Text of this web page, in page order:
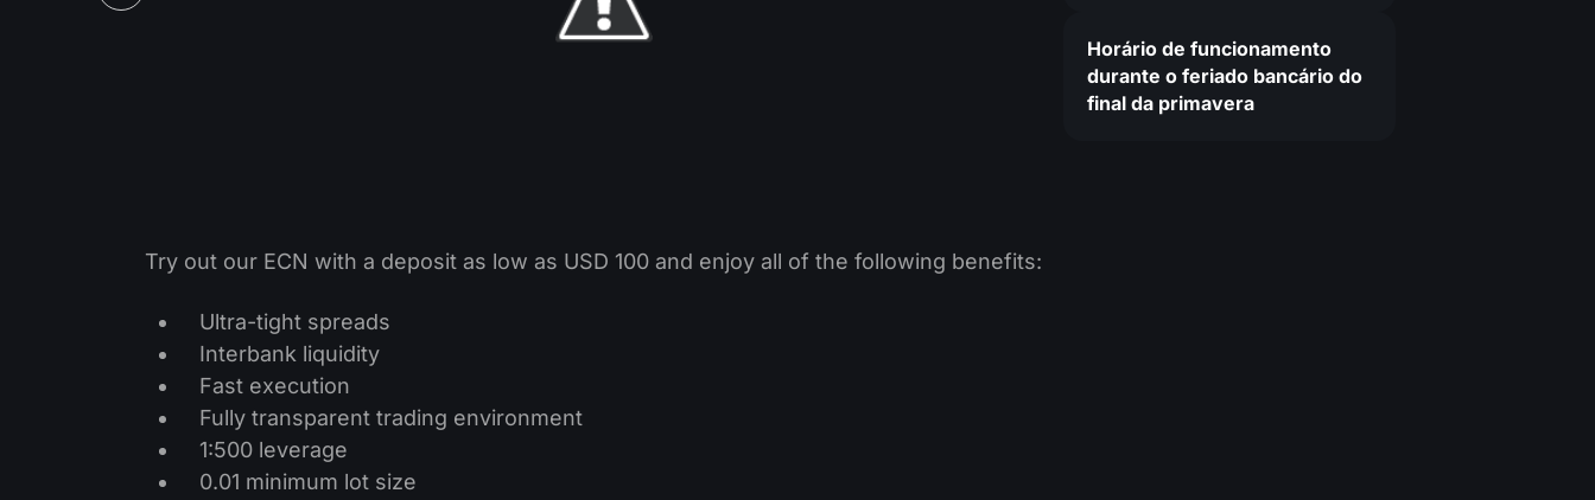
Try out our ECN with a deposit as low as USD 100 and enjoy all of the following benefits:
Ultra-tight spreads
Interbank liquidity
Fast execution
Fully transparent trading environment
1:500 leverage
0.01 minimum lot size
Horário de funcionamento
durante o feriado bancário do
final da primavera